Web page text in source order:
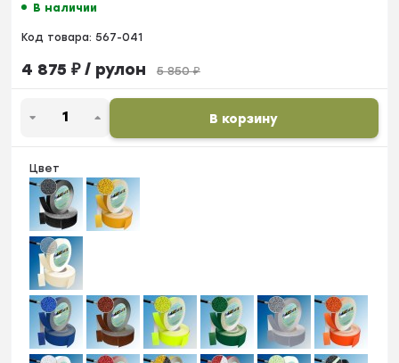
В наличии
Код товара: 567-041
4 875 ₽/ рулон 5 850₽
В корзину
Цвет